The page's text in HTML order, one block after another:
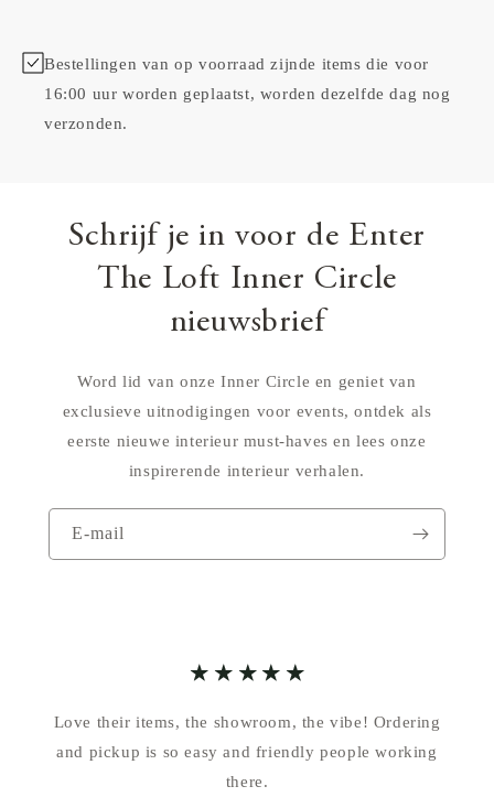
Bestellingen van op voorraad zijnde items die voor
16:00 uur worden geplaatst, worden dezelfde dag nog
verzonden.
Schrijf je in voor de Enter
The Loft Inner Circle
nieuwsbrief
Word lid van onze Inner Circle en geniet van
exclusieve uitnodigingen voor events, ontdek als
eerste nieuwe interieur must-haves en lees onze
inspirerende interieur verhalen.
E‑mail
Love their items, the showroom, the vibe! Ordering
and pickup is so easy and friendly people working
there.